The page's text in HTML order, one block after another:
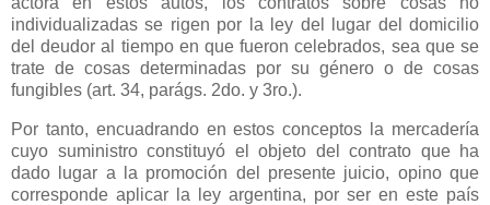
individualizadas se rigen por la ley del lugar del domicilio
del deudor al tiempo en que fueron celebrados, sea que se
trate de cosas determinadas por su género o de cosas
fungibles (art. 34, parágs. 2do. y 3ro.).
Por tanto, encuadrando en estos conceptos la mercadería
cuyo suministro constituyó el objeto del contrato que ha
dado lugar a la promoción del presente juicio, opino que
corresponde aplicar la ley argentina, por ser en este país